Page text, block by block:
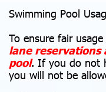
Swimming Pool
To ensure fair
lane
pool. If you do not
you will not be